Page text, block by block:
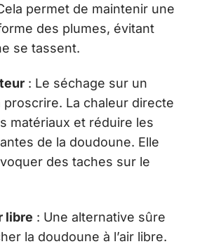
permet de maintenir une
des plumes, évitant
se tassent.
: Le séchage sur un
proscrire. La chaleur directe
matériaux et réduire les
de la doudoune. Elle
des taches sur le
libre : Une alternative sûre
la doudoune à l’air libre.